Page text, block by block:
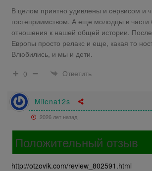
В целом приятно удивлены и сервисом и
гостеприимством. А еще молодцы в части
отношения к нашей общей истории.
Европы просто релакс и еще, какая то
Влюбились, и мы и дети.
0
Ответить
Milena12s
2026 лет назад
Положительный отзыв
http://otzovik.com/review_802591.html